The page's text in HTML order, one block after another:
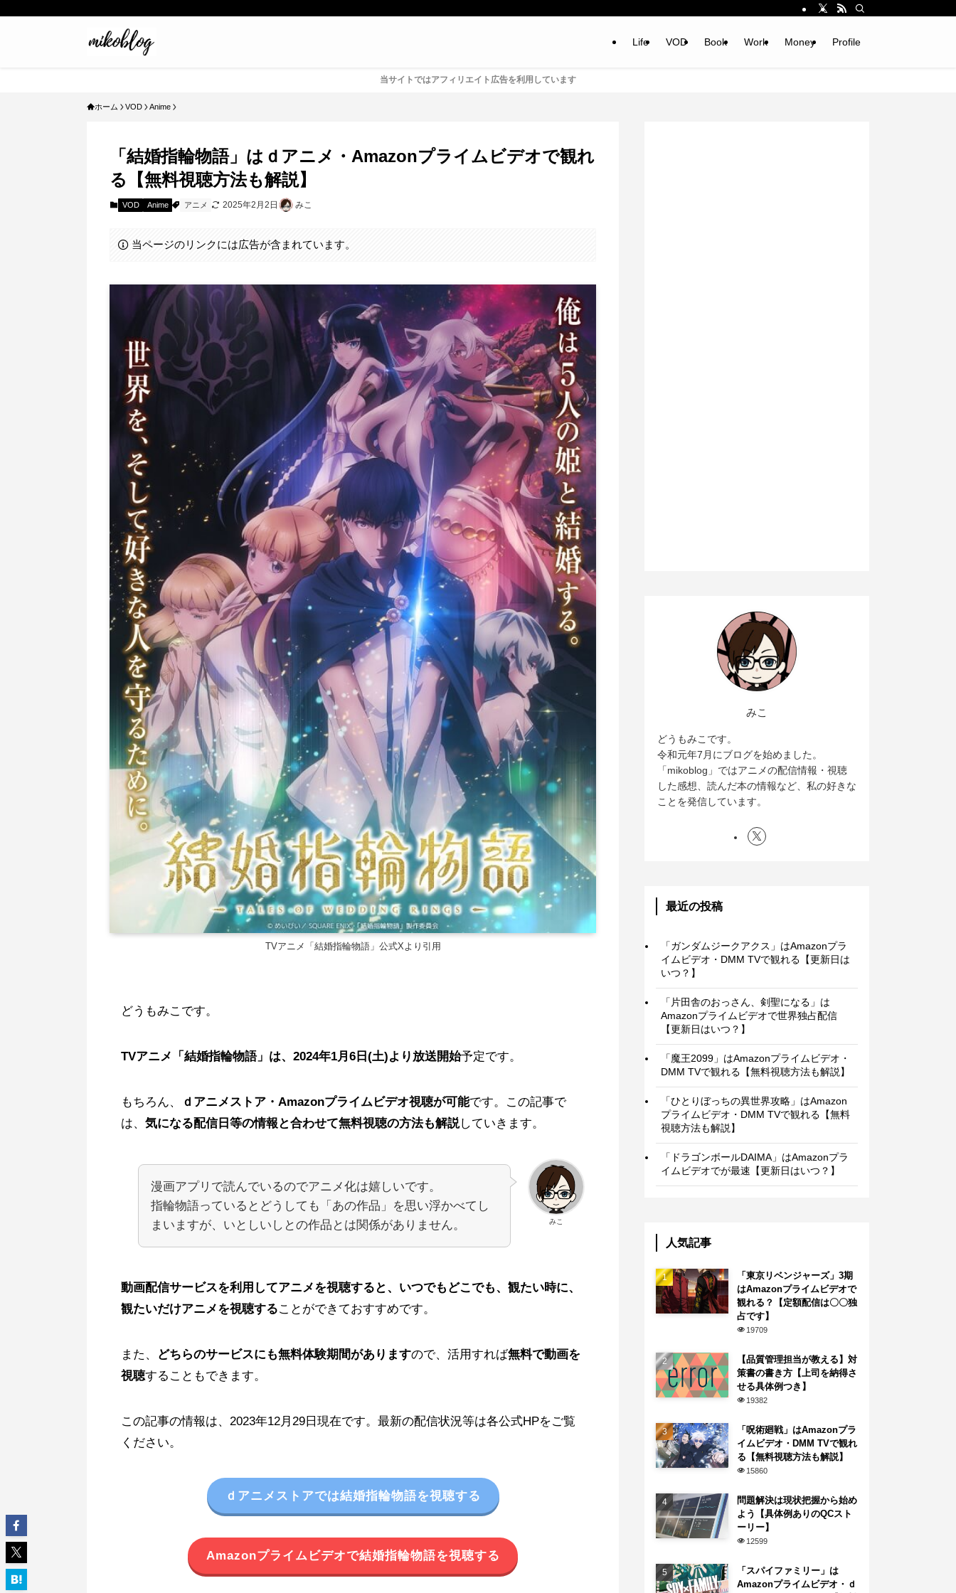
Life VOD Book Work Money Profile
当サイトではアフィリエイト広告を利用しています
ホーム VOD Anime
「結婚指輪物語」はｄアニメ・Amazonプライムビデオで観れ
る【無料視聴方法も解説】
VOD Anime アニメ 2025年2月2日 みこ
当ページのリンクには広告が含まれています。
TVアニメ「結婚指輪物語」公式Xより引用
どうもみこです。
TVアニメ「結婚指輪物語」は、2024年1月6日(土)より放送開始予定です。
もちろん、 ｄアニメストア・Amazonプライムビデオ視聴が可能です。この記事で
は、 気になる配信日等の情報と合わせて無料視聴の方法も解説していきます。
みこ
漫画アプリで読んでいるのでアニメ化は嬉しいです。
指輪物語っているとどうしても「あの作品」を思い浮かべてし
まいますが、いとしいしとの作品とは関係がありません。
動画配信サービスを利用してアニメを視聴すると、いつでもどこでも、観たい時に、
観たいだけアニメを視聴することができておすすめです。
また、 どちらのサービスにも無料体験期間がありますので、活用すれば無料で動画を
視聴することもできます。
この記事の情報は、2023年12月29日現在です。最新の配信状況等は各公式HPをご覧
ください。
ｄアニメストアでは結婚指輪物語を視聴する
Amazonプライムビデオで結婚指輪物語を視聴する
みこ
どうもみこです。
令和元年7月にブログを始めました。
「mikoblog」ではアニメの配信情報・視聴
した感想、読んだ本の情報など、私の好きな
ことを発信しています。
最近の投稿
「ガンダムジークアクス」はAmazonプラ
イムビデオ・DMM TVで観れる【更新日は
いつ？】
「片田舎のおっさん、剣聖になる」は
Amazonプライムビデオで世界独占配信
【更新日はいつ？】
「魔王2099」はAmazonプライムビデオ・
DMM TVで観れる【無料視聴方法も解説】
「ひとりぼっちの異世界攻略」はAmazon
プライムビデオ・DMM TVで観れる【無料
視聴方法も解説】
「ドラゴンボールDAIMA」はAmazonプラ
イムビデオでが最速【更新日はいつ？】
人気記事
「東京リベンジャーズ」3期
はAmazonプライムビデオで
観れる？【定額配信は〇〇独
占です】
19709
【品質管理担当が教える】対
策書の書き方【上司を納得さ
せる具体例つき】
19382
「呪術廻戦」はAmazonプラ
イムビデオ・DMM TVで観れ
る【無料視聴方法も解説】
15860
問題解決は現状把握から始め
よう【具体例ありのQCスト
ーリー】
12599
「スパイファミリー」は
Amazonプライムビデオ・ｄ